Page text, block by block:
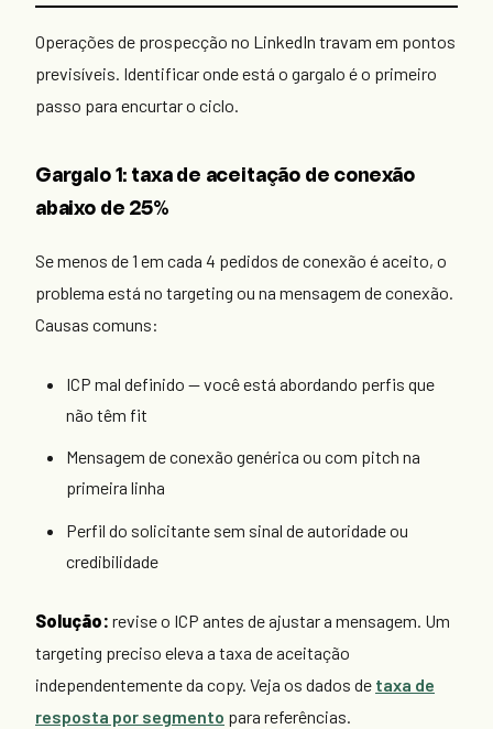
Operações de prospecção no LinkedIn travam em pontos
previsíveis. Identificar onde está o gargalo é o primeiro
passo para encurtar o ciclo.
Gargalo 1: taxa de aceitação de conexão
abaixo de 25%
Se menos de 1 em cada 4 pedidos de conexão é aceito, o
problema está no targeting ou na mensagem de conexão.
Causas comuns:
ICP mal definido — você está abordando perfis que
não têm fit
Mensagem de conexão genérica ou com pitch na
primeira linha
Perfil do solicitante sem sinal de autoridade ou
credibilidade
Solução: revise o ICP antes de ajustar a mensagem. Um
targeting preciso eleva a taxa de aceitação
independentemente da copy. Veja os dados de taxa de
resposta por segmento para referências.